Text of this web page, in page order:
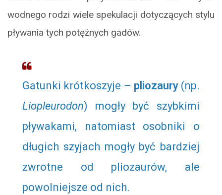
wodnego rodzi wiele spekulacji dotyczących stylu
pływania tych potężnych gadów.
Gatunki krótkoszyje – pliozaury(np.
Liopleurodon) mogły być szybkimi
pływakami, natomiast osobniki o
długich szyjach mogły być bardziej
zwrotne od pliozaurów, ale
powolniejsze od nich.